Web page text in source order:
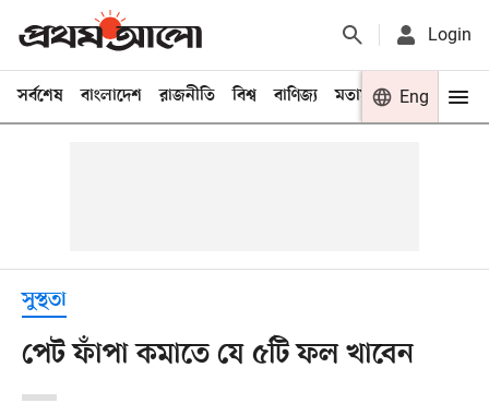
Login
সর্বশেষ বাংলাদেশ রাজনীতি বিশ্ব বাণিজ্য মতামত খেলা
Eng
সুস্থতা
পেট ফাঁপা কমাতে যে ৫টি ফল খাবেন